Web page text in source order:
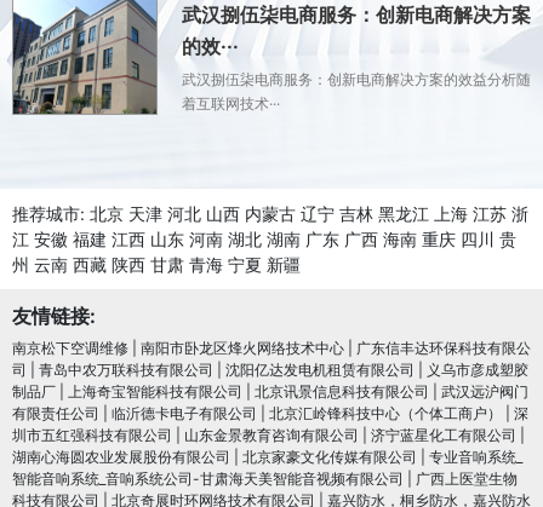
武汉捌伍柒电商服务：创新电商解决方案
的效···
武汉捌伍柒电商服务：创新电商解决方案的效益分析随
着互联网技术···
推荐城市: 北京 天津 河北 山西 内蒙古 辽宁 吉林 黑龙江 上海 江苏 浙
江 安徽 福建 江西 山东 河南 湖北 湖南 广东 广西 海南 重庆 四川 贵
州 云南 西藏 陕西 甘肃 青海 宁夏 新疆
友情链接:
南京松下空调维修 南阳市卧龙区烽火网络技术中心
广东信丰达环保科技有限公
司
青岛中农万联科技有限公司 沈阳亿达发电机租赁有限公司
义乌市彦成塑胶
制品厂
上海奇宝智能科技有限公司 北京讯景信息科技有限公司
武汉远沪阀门
有限责任公司
临沂德卡电子有限公司 北京汇岭锋科技中心（个体工商户）
深
圳市五红强科技有限公司
山东金景教育咨询有限公司 济宁蓝星化工有限公司
湖南心海圆农业发展股份有限公司
北京家豪文化传媒有限公司
专业音响系统_
智能音响系统_音响系统公司-甘肃海天美智能音视频有限公司
广西上医堂生物
科技有限公司
北京奇展时环网络技术有限公司
嘉兴防水，桐乡防水，嘉兴防水